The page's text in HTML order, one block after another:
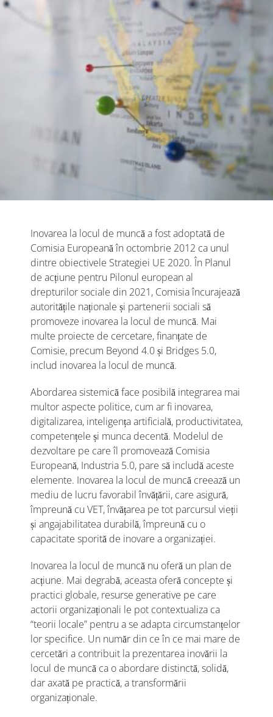
Inovarea la locul de muncă a fost adoptată de
Comisia Europeană în octombrie 2012 ca unul
dintre obiectivele Strategiei UE 2020. În Planul
de acțiune pentru Pilonul european al
drepturilor sociale din 2021, Comisia încurajează
autoritățile naționale și partenerii sociali să
promoveze inovarea la locul de muncă. Mai
multe proiecte de cercetare, finanțate de
Comisie, precum Beyond 4.0 și Bridges 5.0,
includ inovarea la locul de muncă.
Abordarea sistemică face posibilă integrarea mai
multor aspecte politice, cum ar fi inovarea,
digitalizarea, inteligența artificială, productivitatea,
competențele și munca decentă. Modelul de
dezvoltare pe care îl promovează Comisia
Europeană, Industria 5.0, pare să includă aceste
elemente. Inovarea la locul de muncă creează un
mediu de lucru favorabil învățării, care asigură,
împreună cu VET, învățarea pe tot parcursul vieții
și angajabilitatea durabilă, împreună cu o
capacitate sporită de inovare a organizației.
Inovarea la locul de muncă nu oferă un plan de
acțiune. Mai degrabă, aceasta oferă concepte și
practici globale, resurse generative pe care
actorii organizaționali le pot contextualiza ca
“teorii locale” pentru a se adapta circumstanțelor
lor specifice. Un număr din ce în ce mai mare de
cercetări a contribuit la prezentarea inovării la
locul de muncă ca o abordare distinctă, solidă,
dar axată pe practică, a transformării
organizaționale.